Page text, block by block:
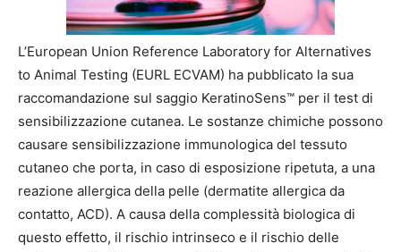
L’European Union Reference Laboratory for Alternatives
to Animal Testing (EURL ECVAM) ha pubblicato la sua
raccomandazione sul saggio KeratinoSens™ per il test di
sensibilizzazione cutanea. Le sostanze chimiche possono
causare sensibilizzazione immunologica del tessuto
cutaneo che porta, in caso di esposizione ripetuta, a una
reazione allergica della pelle (dermatite allergica da
contatto, ACD). A causa della complessità biologica di
questo effetto, il rischio intrinseco e il rischio delle